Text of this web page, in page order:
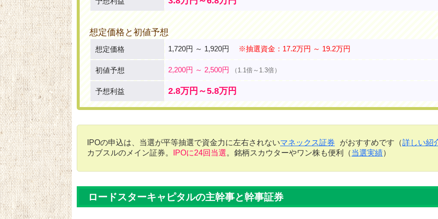
想定価格と初値予想
想定価格 1,720円 ～ 1,920円 ※抽選資金：17.2万円 ～ 19.2万円
初値予想 2,200円 ～ 2,500円 （1.1倍～1.3倍）
予想利益 2.8万円～5.8万円
IPOの申込は、当選が平等抽選で資金力に左右されないマネックス証券 がおすすめです（詳しい紹
カブスルのメイン証券。
IPOに24回当選。銘柄スカウターやワン株も便利（当選実績）
ロードスターキャピタルの主幹事と幹事証券